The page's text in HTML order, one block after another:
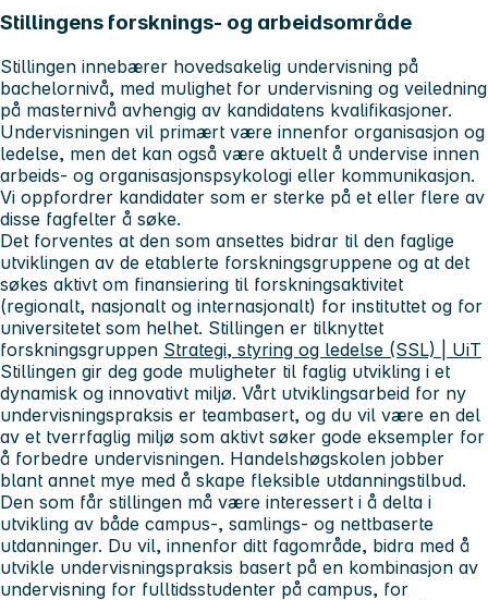
Stillingens forsknings- og arbeidsområde
Stillingen innebærer hovedsakelig undervisning på
bachelornivå, med mulighet for undervisning og veiledning
på masternivå avhengig av kandidatens kvalifikasjoner.
Undervisningen vil primært være innenfor organisasjon og
ledelse, men det kan også være aktuelt å undervise innen
arbeids- og organisasjonspsykologi eller kommunikasjon.
Vi oppfordrer kandidater som er sterke på et eller flere av
disse fagfelter å søke.
Det forventes at den som ansettes bidrar til den faglige
utviklingen av de etablerte forskningsgruppene og at det
søkes aktivt om finansiering til forskningsaktivitet
(regionalt, nasjonalt og internasjonalt) for instituttet og for
universitetet som helhet. Stillingen er tilknyttet
forskningsgruppen Strategi, styring og ledelse (SSL) | UiT
Stillingen gir deg gode muligheter til faglig utvikling i et
dynamisk og innovativt miljø. Vårt utviklingsarbeid for ny
undervisningspraksis er teambasert, og du vil være en del
av et tverrfaglig miljø som aktivt søker gode eksempler for
å forbedre undervisningen. Handelshøgskolen jobber
blant annet mye med å skape fleksible utdanningstilbud.
Den som får stillingen må være interessert i å delta i
utvikling av både campus-, samlings- og nettbaserte
utdanninger. Du vil, innenfor ditt fagområde, bidra med å
utvikle undervisningspraksis basert på en kombinasjon av
undervisning for fulltidsstudenter på campus, for